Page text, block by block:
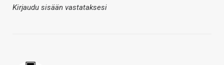
Kirjaudu sisään vastataksesi